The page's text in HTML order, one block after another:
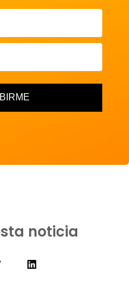
noticia